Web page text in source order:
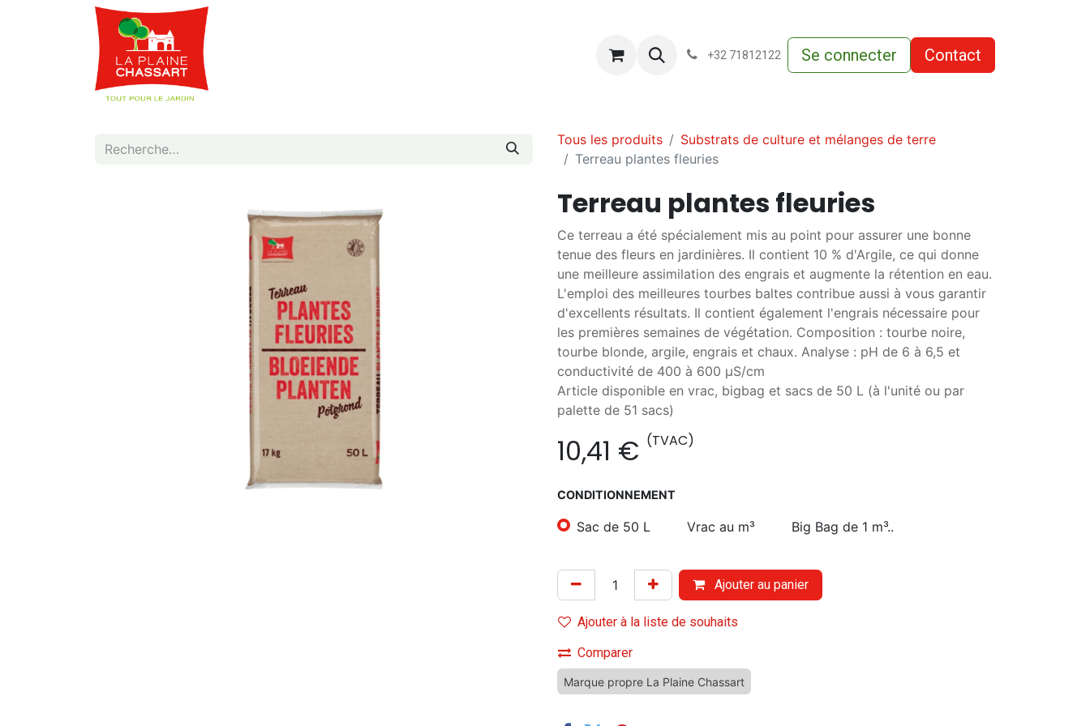
Conditions-generales-de-vente
+32 71812122 Se connecter Contact
Tous les produits
Substrats de culture et mélanges de terre
Terreau plantes fleuries
Terreau plantes fleuries
Ce terreau a été spécialement mis au point pour assurer une bonne
tenue des fleurs en jardinières. Il contient 10 % d'Argile, ce qui donne
une meilleure assimilation des engrais et augmente la rétention en eau.
L'emploi des meilleures tourbes baltes contribue aussi à vous garantir
d'excellents résultats. Il contient également l'engrais nécessaire pour
les premières semaines de végétation. Composition : tourbe noire,
tourbe blonde, argile, engrais et chaux. Analyse : pH de 6 à 6,5 et
conductivité de 400 à 600 µS/cm
Article disponible en vrac, bigbag et sacs de 50 L (à l'unité ou par
palette de 51 sacs)
10,41 € (TVAC)
CONDITIONNEMENT
Sac de 50 L Vrac au m³ Big Bag de 1 m³..
Ajouter au panier
Ajouter à la liste de souhaits
Comparer
Marque propre La Plaine Chassart